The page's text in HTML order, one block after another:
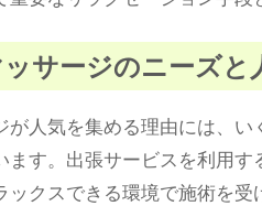
サージのニーズと
が人気を集める理由には、
ます。出張サービスを利用
ックスできる環境で施術を